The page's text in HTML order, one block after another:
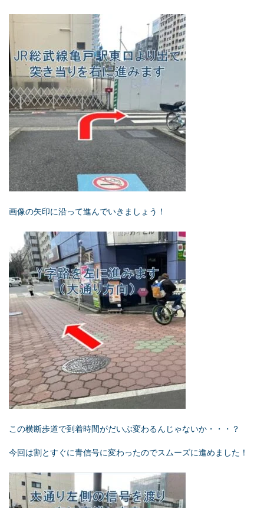
画像の矢印に沿って進んでいきましょう！
この横断歩道で到着時間がだいぶ変わるんじゃないか・・・？
今回は割とすぐに青信号に変わったのでスムーズに進めました！